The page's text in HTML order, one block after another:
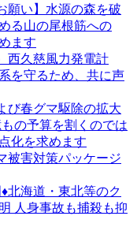
願い】水源の森を破
る山の尾根筋への
ます
西久慈風力発電計
を守るため、共に声
び春グマ駆除の拡大
の予算を割くのでは
化を求めます
被害対策パッケージ
北海道・東北等のク
人身事故も捕殺も抑